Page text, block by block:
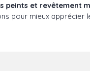
peints et revêtement
pour mieux